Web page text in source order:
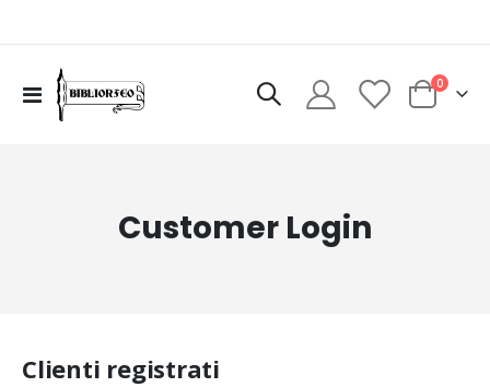
Toggle
Nav
Cart
0elementi
Customer Login
Clienti registrati